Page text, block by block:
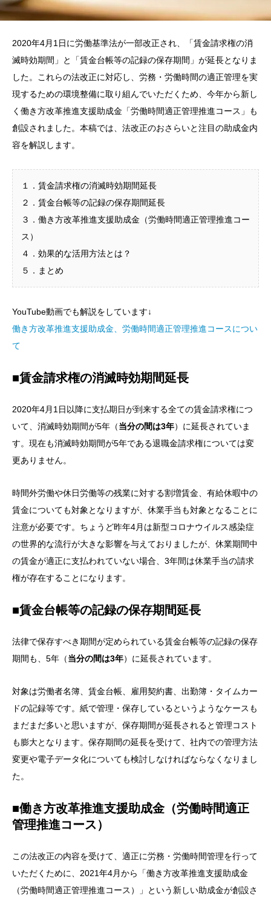
2020年4月1日に労働基準法が一部改正され、「賃金請求権の消
滅時効期間」と「賃金台帳等の記録の保存期間」が延長となりま
した。これらの法改正に対応し、労務・労働時間の適正管理を実
現するための環境整備に取り組んでいただくため、今年から新し
く働き方改革推進支援助成金「労働時間適正管理推進コース」も
創設されました。本稿では、法改正のおさらいと注目の助成金内
容を解説します。
１．賃金請求権の消滅時効期間延長
２．賃金台帳等の記録の保存期間延長
３．働き方改革推進支援助成金（労働時間適正管理推進コー
ス）
４．効果的な活用方法とは？
５．まとめ
YouTube動画でも解説をしています↓
働き方改革推進支援助成金、労働時間適正管理推進コースについ
て
■賃金請求権の消滅時効期間延長
2020年4月1日以降に支払期日が到来する全ての賃金請求権につ
いて、消滅時効期間が5年（当分の間は3年）に延長されていま
す。現在も消滅時効期間が5年である退職金請求権については変
更ありません。
時間外労働や休日労働等の残業に対する割増賃金、有給休暇中の
賃金についても対象となりますが、休業手当も対象となることに
注意が必要です。ちょうど昨年4月は新型コロナウイルス感染症
の世界的な流行が大きな影響を与えておりましたが、休業期間中
の賃金が適正に支払われていない場合、3年間は休業手当の請求
権が存在することになります。
■賃金台帳等の記録の保存期間延長
法律で保存すべき期間が定められている賃金台帳等の記録の保存
期間も、5年（当分の間は3年）に延長されています。
対象は労働者名簿、賃金台帳、雇用契約書、出勤簿・タイムカー
ドの記録等です。紙で管理・保存しているというようなケースも
まだまだ多いと思いますが、保存期間が延長されると管理コスト
も膨大となります。保存期間の延長を受けて、社内での管理方法
変更や電子データ化についても検討しなければならなくなりまし
た。
■働き方改革推進支援助成金（労働時間適正
管理推進コース）
この法改正の内容を受けて、適正に労務・労働時間管理を行って
いただくために、2021年4月から「働き方改革推進支援助成金
（労働時間適正管理推進コース）」という新しい助成金が創設さ